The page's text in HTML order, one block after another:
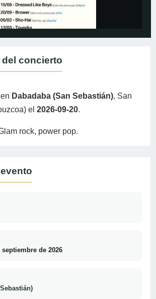
concierto
Dabadaba (San Sebastián), San
el 2026-09-20.
rock, power pop.
de 2026